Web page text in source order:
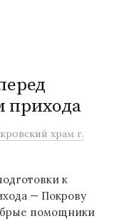
прихода
храм г.
к
— Покрову
помощники